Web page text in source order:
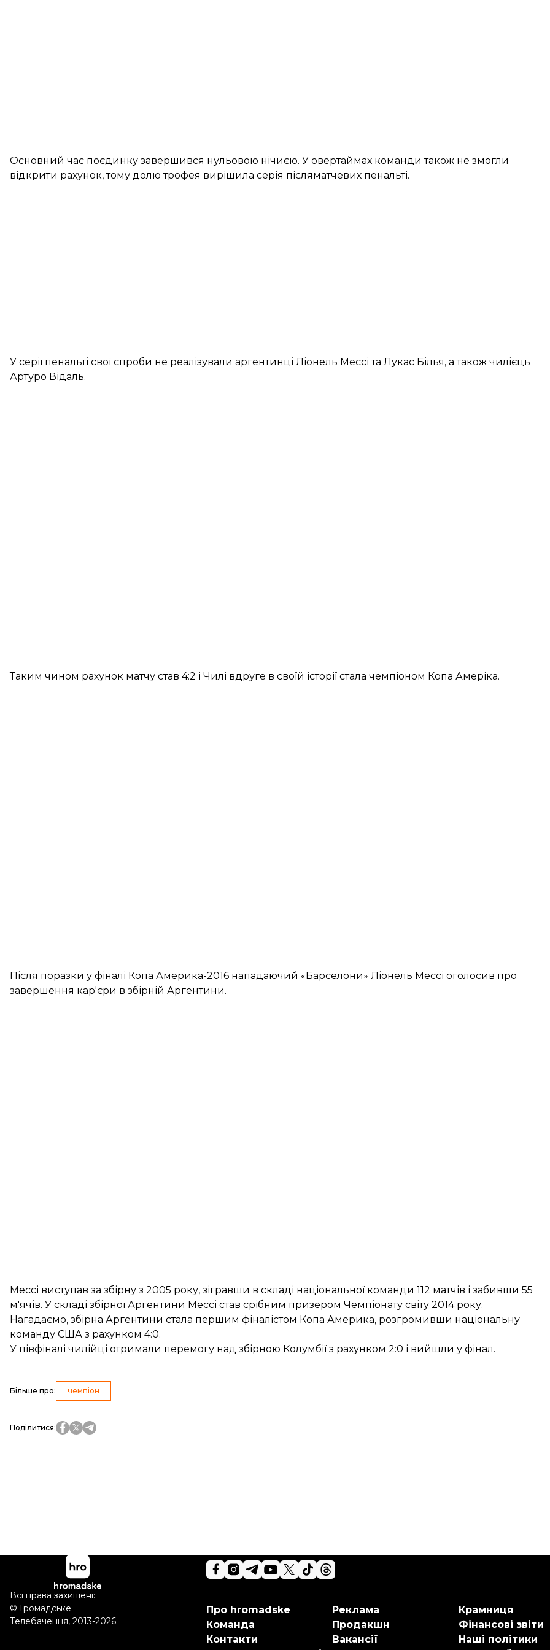
Основний час поєдинку завершився нульовою нічиєю. У овертаймах команди також не змогли
відкрити рахунок, тому долю трофея вирішила серія післяматчевих пенальті.
У серії пенальті свої спроби не реалізували аргентинці Ліонель Мессі та Лукас Білья, а також чилієць
Артуро Відаль.
Таким чином рахунок матчу став 4:2 і Чилі вдруге в своїй історії стала чемпіоном Копа Амеріка.
Після поразки у фіналі Копа Америка-2016 нападаючий «Барселони» Ліонель Мессі оголосив про
завершення кар'єри в збірній Аргентини.
Мессі виступав за збірну з 2005 року, зігравши в складі національної команди 112 матчів і забивши 55
м'ячів. У складі збірної Аргентини Мессі став срібним призером Чемпіонату світу 2014 року.
Нагадаємо, збірна Аргентини стала першим фіналістом Копа Америка, розгромивши національну
команду США з рахунком 4:0.
У півфіналі чилійці отримали перемогу над збірною Колумбії з рахунком 2:0 і вийшли у фінал.
Більше про: чемпіон
Поділитися:
Про hromadske
Команда
Контакти
Реклама
Продакшн
Вакансії
Крамниця
Фінансові звіти
Наші політики
Всі права захищені:
© Громадське
Телебачення, 2013-2026.